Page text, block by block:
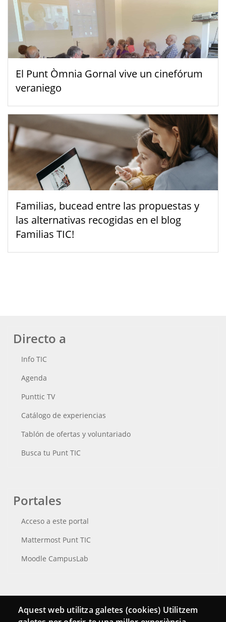
El Punt Òmnia Gornal vive un cinefórum
veraniego
Familias, bucead entre las propuestas y
las alternativas recogidas en el blog
Familias TIC!
Directo a
Info TIC
Agenda
Punttic TV
Catálogo de experiencias
Tablón de ofertas y voluntariado
Busca tu Punt TIC
Portales
Acceso a este portal
Mattermost Punt TIC
Moodle CampusLab
Conecta
Aquest web utilitza galetes (cookies) Utilitzem